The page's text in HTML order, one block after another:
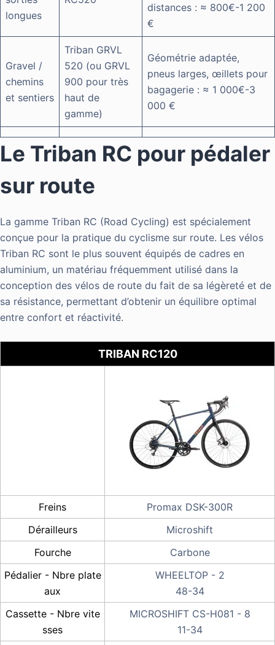
longues
distances : ≈ 800€-1 200
€
Gravel /
chemins
et sentiers
Triban GRVL
520 (ou GRVL
900 pour très
haut de
gamme)
Géométrie adaptée,
pneus larges, œillets pour
bagagerie : ≈ 1 000€-3
000 €
Le Triban RC pour pédaler
sur route
La gamme Triban RC (Road Cycling) est spécialement
conçue pour la pratique du cyclisme sur route. Les vélos
Triban RC sont le plus souvent équipés de cadres en
aluminium, un matériau fréquemment utilisé dans la
conception des vélos de route du fait de sa légèreté et de
sa résistance, permettant d’obtenir un équilibre optimal
entre confort et réactivité.
TRIBAN RC120
Freins
Promax DSK-300R
Dérailleurs
Microshift
Fourche
Carbone
Pédalier - Nbre plate
aux
WHEELTOP - 2
48-34
Cassette - Nbre vite
sses
MICROSHIFT CS-H081 - 8
11-34